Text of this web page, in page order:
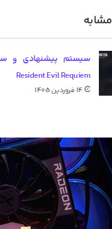
سیستم پیشنهادی و
Resident Evil Requiem
۱۴ فروردین ۱۴۰۵